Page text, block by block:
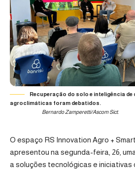
Recuperação do solo e inteligência
agroclimáticas foram debatidos.
Bernardo Zamperetti/Ascom Sict.
O espaço RS Innovation Agro +
apresentou na segunda-feira, 26,
a soluções tecnológicas e iniciativas